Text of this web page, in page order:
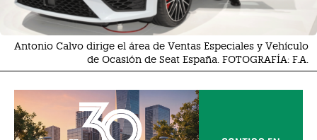
Antonio Calvo dirige el área de Ventas Especiales y Vehículo
de Ocasión de Seat España. FOTOGRAFÍA: F.A.